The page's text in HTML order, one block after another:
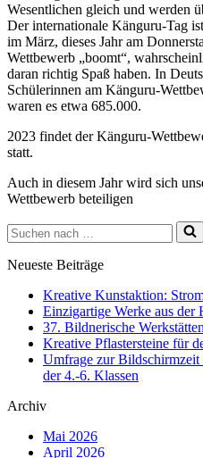
Wesentlichen gleich und werden
Der internationale Känguru-Tag
im März, dieses Jahr am
Wettbewerb „boomt“,
daran richtig Spaß haben. In
Schülerinnen am Känguru-
waren es etwa 685.000.
2023 findet der Känguru-
statt.
Auch in diesem Jahr wird sich
Wettbewerb beteiligen
Suchen
nach …
Neueste Beiträge
Kreative Kunstaktion:
Einzigartige Werke aus
37. Bildnerische
Kreative Pflastersteine für
Umfrage zur Bildschirmzeit
der 4.-6. Klassen
Archiv
Mai 2026
April 2026